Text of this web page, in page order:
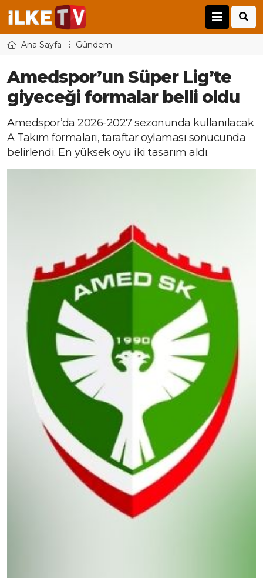
Ana Sayfa Gündem
Amedspor’un Süper Lig’te
giyeceği formalar belli oldu
Amedspor’da 2026-2027 sezonunda kullanılacak
A Takım formaları, taraftar oylaması sonucunda
belirlendi. En yüksek oyu iki tasarım aldı.